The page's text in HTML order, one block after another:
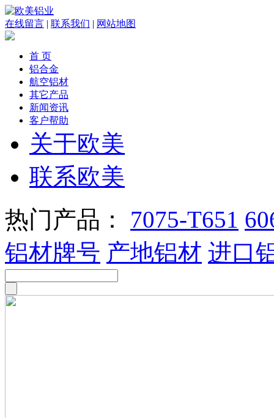
在线留言 | 联系我们 | 网站地图
首 页
铝合金
航空铝材
其它产品
新闻资讯
客户帮助
关于欧美
联系欧美
热门产品：
7075-T651
铝材牌号 产地铝材 进口